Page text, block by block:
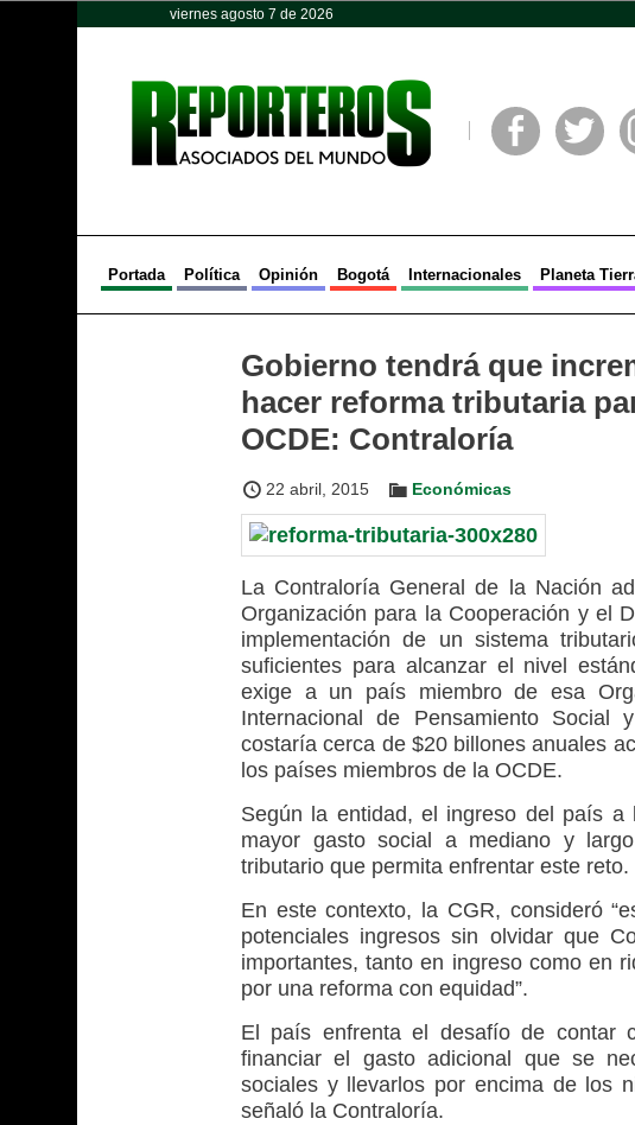
viernes agosto 7 de 2026
Portada Política Opinión Bogotá Internacionales Planeta
Gobierno tendrá que
hacer reforma tributaria
OCDE: Contraloría
22 abril, 2015 Económicas
La Contraloría General de la Nación
Organización para la Cooperación y el
implementación de un sistema
suficientes para alcanzar el nivel
exige a un país miembro de esa
Internacional de Pensamiento Social
costaría cerca de $20 billones anuales
los países miembros de la OCDE.
Según la entidad, el ingreso del país
mayor gasto social a mediano y
tributario que permita enfrentar este reto.
En este contexto, la CGR, consideró
potenciales ingresos sin olvidar que
importantes, tanto en ingreso como en
por una reforma con equidad”.
El país enfrenta el desafío de contar
financiar el gasto adicional que se
sociales y llevarlos por encima de los
señaló la Contraloría.
Opinión Política